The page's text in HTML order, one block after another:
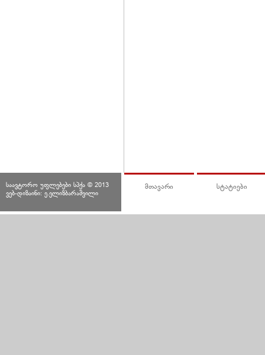
საავტორო უფლებები სპქა © 2013
ვებ-დიზაინი: ე.ელიზბარაშვილი
მთავარი სტატიები